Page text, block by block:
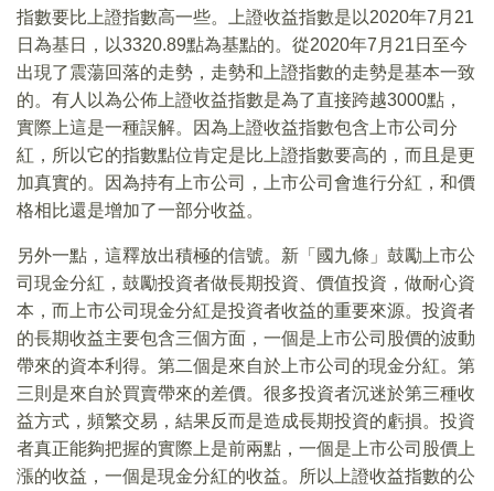
指數要比上證指數高一些。上證收益指數是以2020年7月21
日為基日，以3320.89點為基點的。從2020年7月21日至今
出現了震蕩回落的走勢，走勢和上證指數的走勢是基本一致
的。有人以為公佈上證收益指數是為了直接跨越3000點，
實際上這是一種誤解。因為上證收益指數包含上市公司分
紅，所以它的指數點位肯定是比上證指數要高的，而且是更
加真實的。因為持有上市公司，上市公司會進行分紅，和價
格相比還是增加了一部分收益。
另外一點，這釋放出積極的信號。新「國九條」鼓勵上市公
司現金分紅，鼓勵投資者做長期投資、價值投資，做耐心資
本，而上市公司現金分紅是投資者收益的重要來源。投資者
的長期收益主要包含三個方面，一個是上市公司股價的波動
帶來的資本利得。第二個是來自於上市公司的現金分紅。第
三則是來自於買賣帶來的差價。很多投資者沉迷於第三種收
益方式，頻繁交易，結果反而是造成長期投資的虧損。投資
者真正能夠把握的實際上是前兩點，一個是上市公司股價上
漲的收益，一個是現金分紅的收益。所以上證收益指數的公